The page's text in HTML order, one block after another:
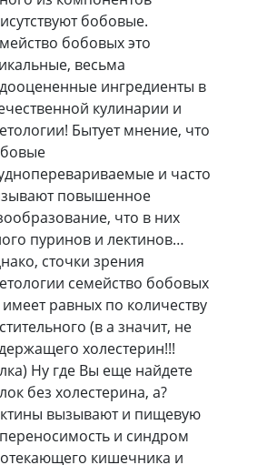
бобовые.
бобовых это
весьма
ингредиенты в
кулинарии и
Бытует мнение, что
и часто
повышенное
что в них
пуринов и лектинов…
сточки зрения
семейство бобовых
равных по количеству
(в а значит, не
холестерин!!!
Ну где Вы еще найдете
без холестерина, а?
вызывают и пищевую
и синдром
кишечника и